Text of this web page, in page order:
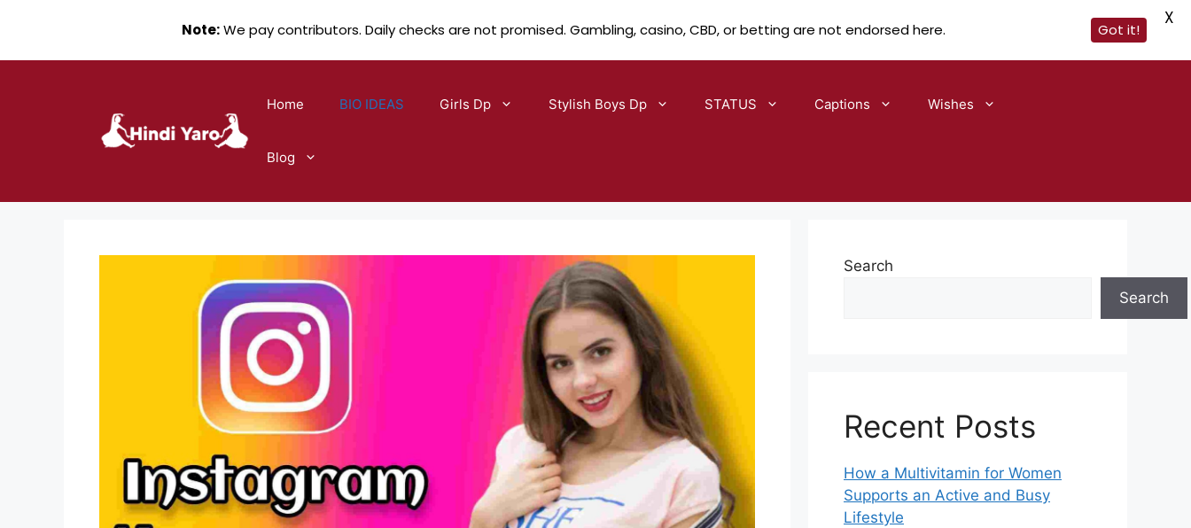
Home BIO IDEAS Girls Dp Stylish Boys Dp STATUS Captions Wishes
Blog
Search
Search
Recent Posts
How a Multivitamin for Women
Supports an Active and Busy
Lifestyle
Note:We pay contributors. Daily checks are not promised. Gambling, casino, CBD, or betting are not endorsed here. Got it!
X